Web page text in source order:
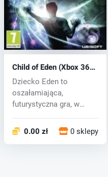
Child of Eden (Xbox 360)
key
Dziecko Eden to
oszałamiająca,
futurystyczna gra, w
wysy...0.00 zł 0 sklepy